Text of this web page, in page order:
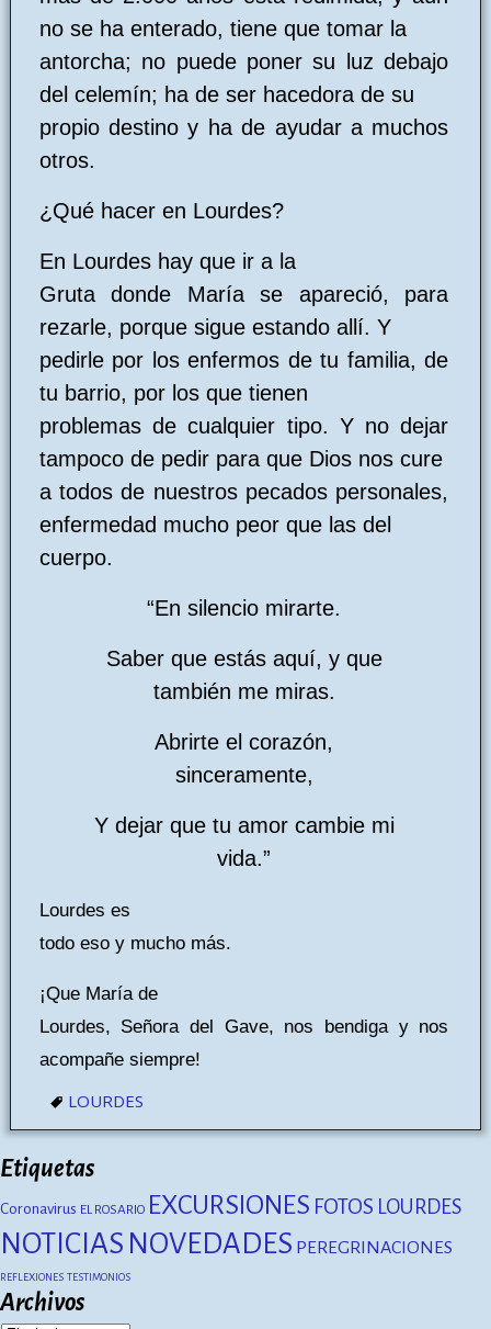
no se ha enterado, tiene que tomar la
antorcha; no puede poner su luz debajo
del celemín; ha de ser hacedora de su
propio destino y ha de ayudar a muchos
otros.
¿Qué hacer en Lourdes?
En Lourdes hay que ir a la
Gruta donde María se apareció, para
rezarle, porque sigue estando allí. Y
pedirle por los enfermos de tu familia, de
tu barrio, por los que tienen
problemas de cualquier tipo. Y no dejar
tampoco de pedir para que Dios nos cure
a todos de nuestros pecados personales,
enfermedad mucho peor que las del
cuerpo.
“En silencio mirarte.
Saber que estás aquí, y que
también me miras.
Abrirte el corazón,
sinceramente,
Y dejar que tu amor cambie mi
vida.”
Lourdes es
todo eso y mucho más.
¡Que María de
Lourdes, Señora del Gave, nos bendiga y nos
acompañe siempre!
LOURDES
Etiquetas
Coronavirus EL ROSARIO EXCURSIONES FOTOS LOURDES
NOTICIAS NOVEDADES PEREGRINACIONES
REFLEXIONES TESTIMONIOS
Archivos